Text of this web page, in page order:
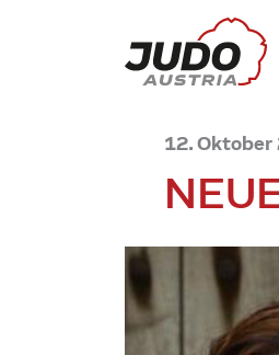
12. Oktober